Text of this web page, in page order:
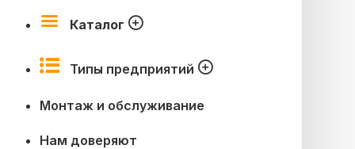
Каталог
Типы предприятий
Монтаж и обслуживание
Нам доверяют